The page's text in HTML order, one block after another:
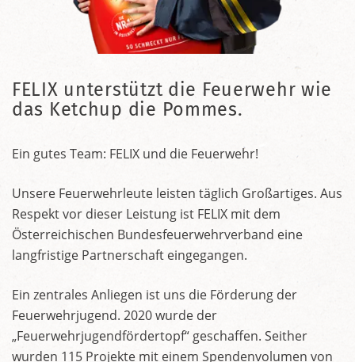
FELIX unterstützt die Feuerwehr wie
das Ketchup die Pommes.
Ein gutes Team: FELIX und die Feuerwehr!
Unsere Feuerwehrleute leisten täglich Großartiges. Aus
Respekt vor dieser Leistung ist FELIX mit dem
Österreichischen Bundesfeuerwehrverband eine
langfristige Partnerschaft eingegangen.
Ein zentrales Anliegen ist uns die Förderung der
Feuerwehrjugend. 2020 wurde der
„Feuerwehrjugendfördertopf“ geschaffen. Seither
wurden 115 Projekte mit einem Spendenvolumen von